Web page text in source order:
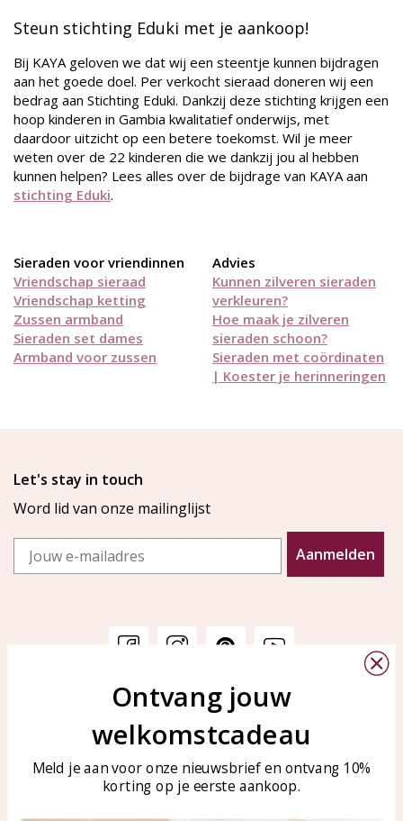
Steun stichting Eduki met je aankoop!
Bij KAYA geloven we dat wij een steentje kunnen bijdragen
aan het goede doel. Per verkocht sieraad doneren wij een
bedrag aan Stichting Eduki. Dankzij deze stichting krijgen een
hoop kinderen in Gambia kwalitatief onderwijs, met
daardoor uitzicht op een betere toekomst. Wil je meer
weten over de 22 kinderen die we dankzij jou al hebben
kunnen helpen? Lees alles over de bijdrage van KAYA aan
stichting Eduki.
Sieraden voor vriendinnen
Vriendschap sieraad
Vriendschap ketting
Zussen armband
Sieraden set dames
Armband voor zussen
Advies
Kunnen zilveren sieraden
verkleuren?
Hoe maak je zilveren
sieraden schoon?
Sieraden met coördinaten
| Koester je herinneringen
Let's stay in touch
Word lid van onze mailinglijst
Email
Aanmelden
Veelgestelde vragen
Sieraden onderhouden
KAYA Sieraden
Bellen of WhatsApp Ma-Vr
Tel: 0850003187
WhatsApp: 0850003187
Ontvang jouw
welkomstcadeau
Meld je aan voor onze nieuwsbrief en ontvang 10%
korting op je eerste aankoop.